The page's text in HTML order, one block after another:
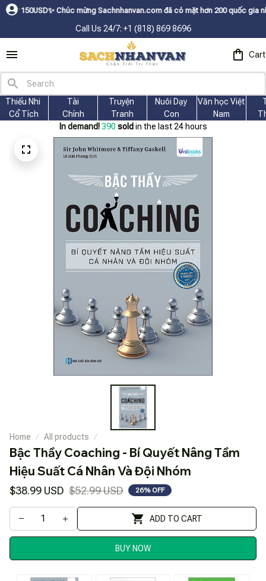
✨Chúc mừng Sachnhanvan.com đã có mặt hơn 200 quốc gia như Mỹ,
Call Us 24/7: +1 (818) 869 8696
Cart
Thiếu Nhi
Cổ Tích
Tài
Chính
Truyện
Tranh
Nuôi Dạy
Con
Văn học Việt
Nam
In demand! 390 sold in the last 24 hours
Home All products
Bậc Thầy Coaching - Bí Quyết Nâng Tầm
Hiệu Suất Cá Nhân Và Đội Nhóm
$38.99 USD $52.99 USD 26% OFF
ADD TO CART
BUY NOW